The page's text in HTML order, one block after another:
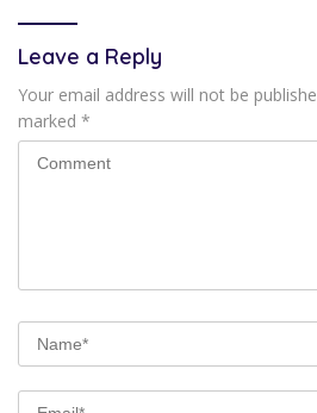
Leave a Reply
Your email address will not be
marked *